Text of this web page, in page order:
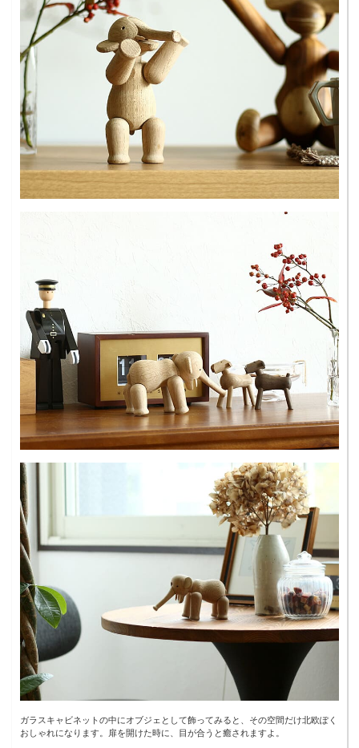
ガラスキャビネットの中にオブジェとして飾ってみると、その空間だけ北欧ぽく
おしゃれになります。扉を開けた時に、目が合うと癒されますよ。